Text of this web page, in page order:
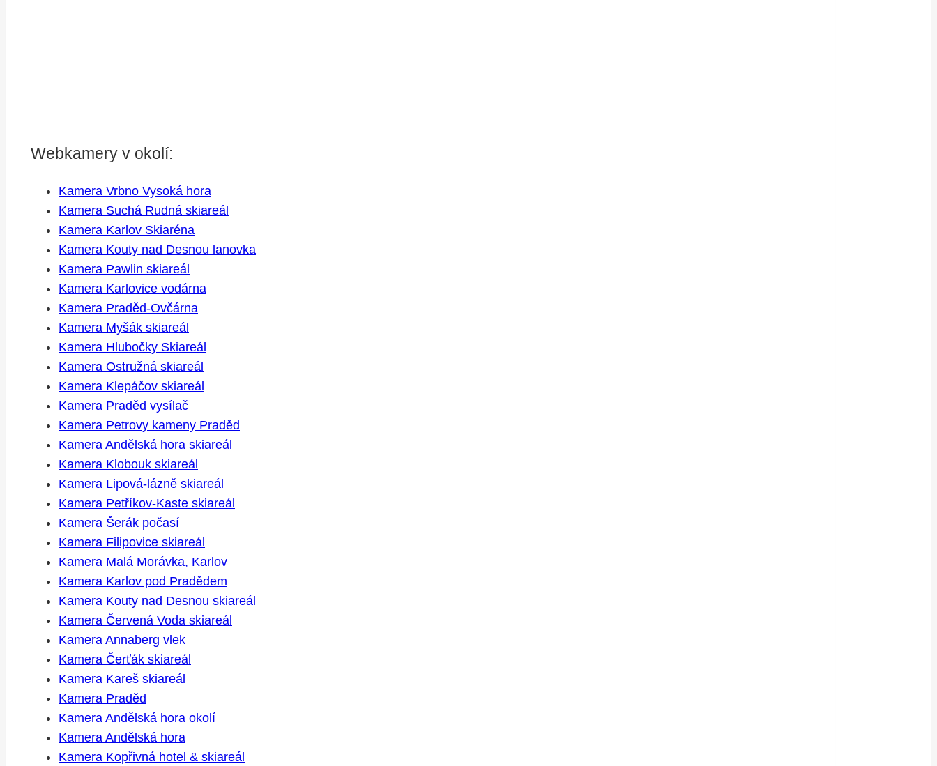
Webkamery v okolí:
Kamera Vrbno Vysoká hora
Kamera Suchá Rudná skiareál
Kamera Karlov Skiaréna
Kamera Kouty nad Desnou lanovka
Kamera Pawlin skiareál
Kamera Karlovice vodárna
Kamera Praděd-Ovčárna
Kamera Myšák skiareál
Kamera Hlubočky Skiareál
Kamera Ostružná skiareál
Kamera Klepáčov skiareál
Kamera Praděd vysílač
Kamera Petrovy kameny Praděd
Kamera Andělská hora skiareál
Kamera Klobouk skiareál
Kamera Lipová-lázně skiareál
Kamera Petříkov-Kaste skiareál
Kamera Šerák počasí
Kamera Filipovice skiareál
Kamera Malá Morávka, Karlov
Kamera Karlov pod Pradědem
Kamera Kouty nad Desnou skiareál
Kamera Červená Voda skiareál
Kamera Annaberg vlek
Kamera Čerťák skiareál
Kamera Kareš skiareál
Kamera Praděd
Kamera Andělská hora okolí
Kamera Andělská hora
Kamera Kopřivná hotel & skiareál